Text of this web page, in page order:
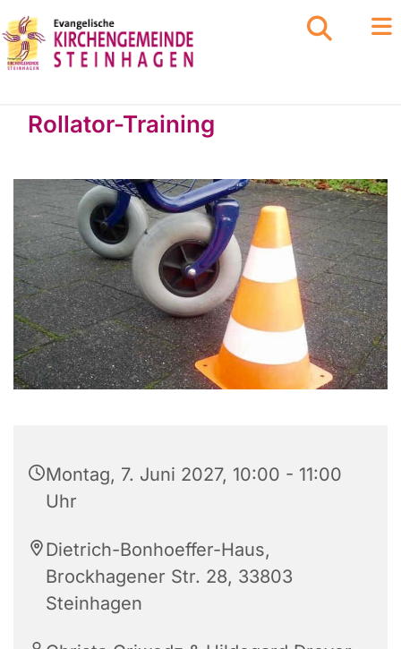
Rollator-Training
Montag, 7. Juni 2027, 10:00 - 11:00
Uhr
Dietrich-Bonhoeffer-Haus,
Brockhagener Str. 28, 33803
Steinhagen